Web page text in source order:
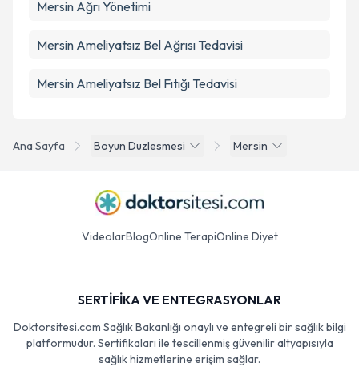
Ana Sayfa Boyun Duzlesmesi Mersin
Mersin Ağrı Yönetimi
Mersin Ameliyatsız Bel Ağrısı Tedavisi
Mersin Ameliyatsız Bel Fıtığı Tedavisi
VideolarBlogOnline TerapiOnline Diyet
SERTİFİKA VE ENTEGRASYONLAR
Doktorsitesi.com Sağlık Bakanlığı onaylı ve entegreli bir sağlık bilgi
platformudur. Sertifikaları ile tescillenmiş güvenilir altyapısıyla
sağlık hizmetlerine erişim sağlar.